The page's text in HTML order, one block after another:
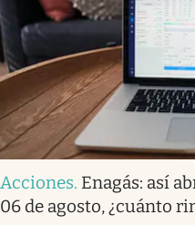
Acciones. Enagás: así
06 de agosto, ¿cuánto